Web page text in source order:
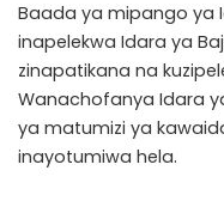
Baada ya mipango ya
inapelekwa Idara ya
zinapatikana na
Wanachofanya Idara
ya matumizi ya
inayotumiwa hela.